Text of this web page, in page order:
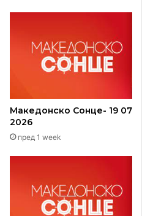
Македонско Сонце- 19 07
2026
пред 1 week